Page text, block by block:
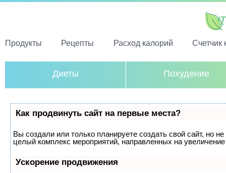
Продукты Рецепты Расход калорий Счетчик
Диеты Похудение
Как продвинуть сайт на первые места?
Вы создали или только планируете создать свой сайт, но
целый комплекс мероприятий, направленных на
Ускорение продвижения